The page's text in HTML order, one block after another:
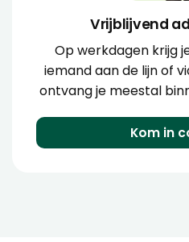
Vrijblijvend
Op werkdagen krijg
iemand aan de lijn of
ontvang je meestal
Kom in